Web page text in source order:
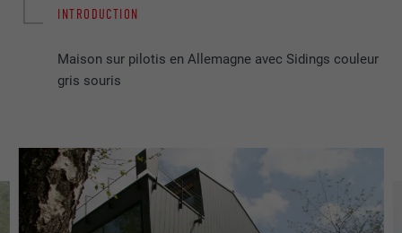
INTRODUCTION
Maison sur pilotis en Allemagne avec Sidings couleur
gris souris